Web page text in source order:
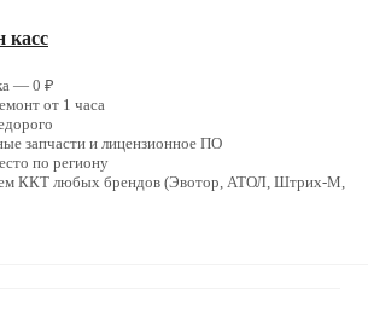
касс
— 0 ₽
от 1 часа
запчасти и лицензионное ПО
по региону
ККТ любых брендов (Эвотор, АТОЛ, Штрих-М,